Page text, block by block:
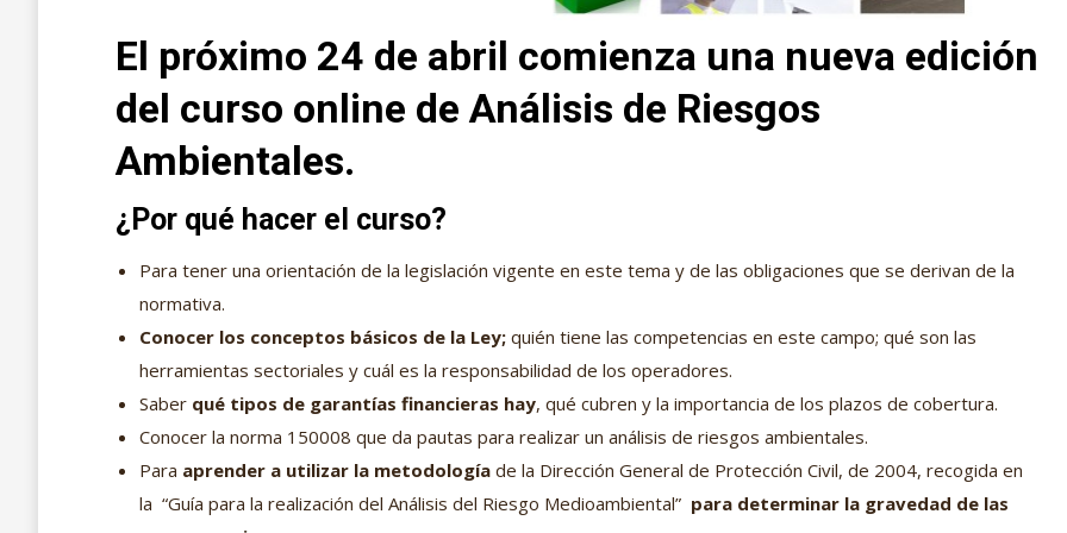
El próximo 24 de abril comienza una nueva edición
del curso online de Análisis de Riesgos
Ambientales.
¿Por qué hacer el curso?
Para tener una orientación de la legislación vigente en este tema y de las obligaciones que se derivan de la
normativa.
Conocer los conceptos básicos de la Ley; quién tiene las competencias en este campo; qué son las
herramientas sectoriales y cuál es la responsabilidad de los operadores.
Saber qué tipos de garantías financieras hay, qué cubren y la importancia de los plazos de cobertura.
Conocer la norma 150008 que da pautas para realizar un análisis de riesgos ambientales.
Para aprender a utilizar la metodología de la Dirección General de Protección Civil, de 2004, recogida en
la “Guía para la realización del Análisis del Riesgo Medioambiental” para determinar la gravedad de las